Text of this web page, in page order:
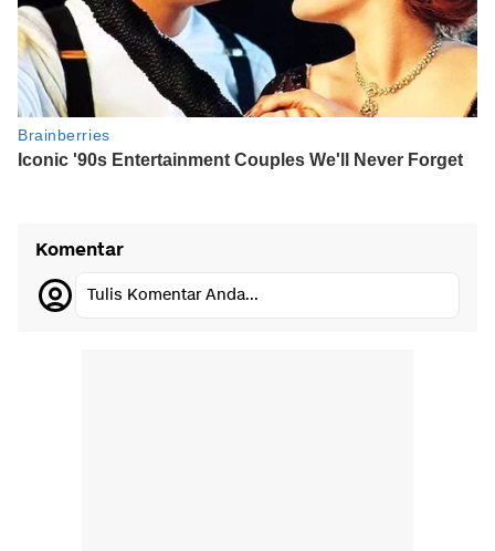
Komentar
Tulis Komentar Anda...